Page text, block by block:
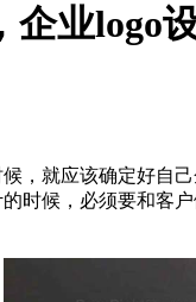
企业logo
，就应该确定好自
时候，必须要和客